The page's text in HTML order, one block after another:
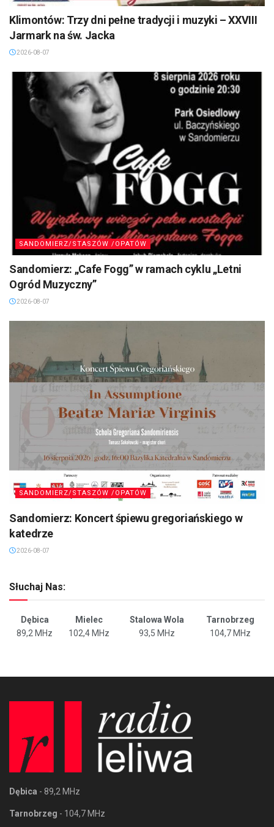
Klimontów: Trzy dni pełne tradycji i muzyki – XXVIII
Jarmark na św. Jacka
2026-08-07
SANDOMIERZ/STASZÓW /OPATÓW
Sandomierz: „Cafe Fogg” w ramach cyklu „Letni
Ogród Muzyczny”
2026-08-07
SANDOMIERZ/STASZÓW /OPATÓW
Sandomierz: Koncert śpiewu gregoriańskiego w
katedrze
2026-08-07
Słuchaj Nas:
Dębica Mielec Stalowa Wola
Tarnobrzeg
89,2 MHz
102,4 MHz 93,5 MHz 104,7 MHz
Dębica - 89,2 MHz
Tarnobrzeg - 104,7 MHz